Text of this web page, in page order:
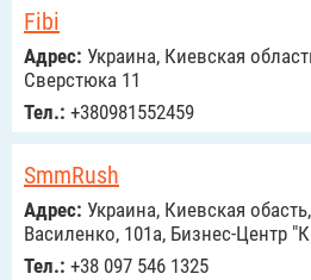
Fibi
Адрес: Украина, Киевская
Сверстюка 11
Тел.: +380981552459
SmmRush
Адрес: Украина, Киевская
Василенко, 101а, Бизнес-Центр
Тел.: +38 097 546 1325